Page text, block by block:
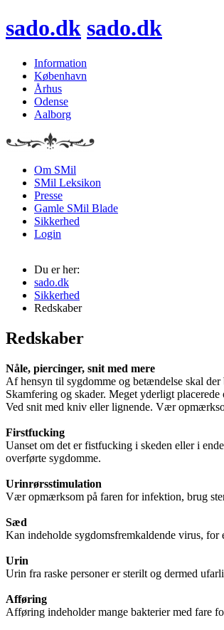
sado.dk sado.dk
Information
København
Århus
Odense
Aalborg
Om SMil
SMil Leksikon
Presse
Gamle SMil Blade
Sikkerhed
Login
Du er her:
sado.dk
Sikkerhed
Redskaber
Redskaber
Nåle, piercinger, snit med mere
Af hensyn til sygdomme og betændelse skal der
Skamfering og skader. Meget yderligt
Ved snit med kniv eller lignende. Vær
Firstfucking
Uanset om det er fistfucking i skeden eller i
overførte sygdomme.
Urinrørsstimulation
Vær opmærksom på faren for infektion, brug
Sæd
Kan indeholde sygdomsfremkaldende virus, for
Urin
Urin fra raske personer er sterilt og dermed
Afføring
Afføring indeholder mange bakterier med fare